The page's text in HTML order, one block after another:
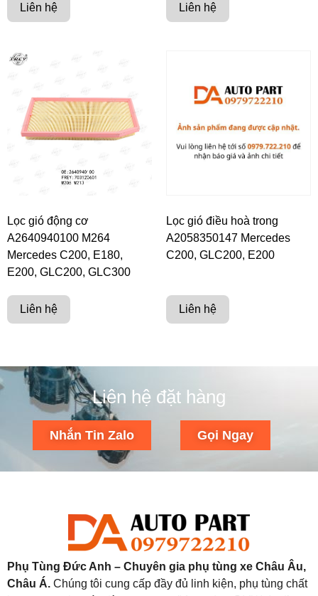
Liên hệ Liên hệ
Lọc gió động cơ
A2640940100 M264
Mercedes C200, E180,
E200, GLC200, GLC300
Liên hệ
Lọc gió điều hoà trong
A2058350147 Mercedes
C200, GLC200, E200
Liên hệ
Liên hệ đặt hàng
Nhắn Tin Zalo Gọi Ngay
Phụ Tùng Đức Anh – Chuyên gia phụ tùng xe Châu Âu,
Châu Á. Chúng tôi cung cấp đầy đủ linh kiện, phụ tùng chất